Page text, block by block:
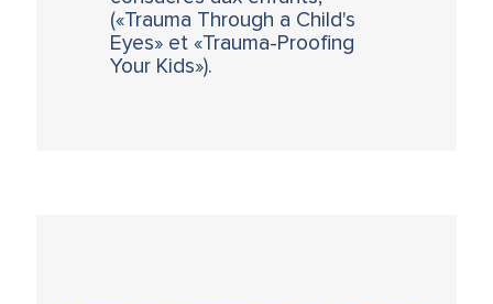
(«Trauma Through a Child's
Eyes» et «Trauma-Proofing
Your Kids»).